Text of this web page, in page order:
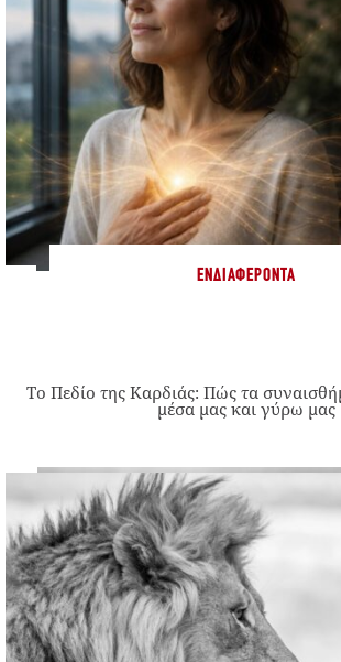
ΕΝΔΙΑΦΈΡΟΝΤΑ
Το Πεδίο της Καρδιάς: Πώς τα
μέσα μας και γύρω μας